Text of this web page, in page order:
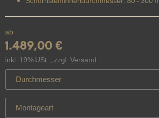
ab
1.489,00 €
inkl. 19% USt. , zzgl. Versand
Durchmesser
Montageart